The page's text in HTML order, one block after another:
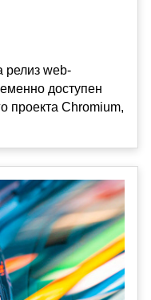
релиз web-
доступен
проекта Chromium,